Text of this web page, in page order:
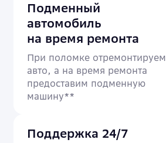
Подменный
автомобиль
на время ремонта
При поломке отремонтируем
авто, а на время ремонта
предоставим подменную
машину**
Поддержка 24/7